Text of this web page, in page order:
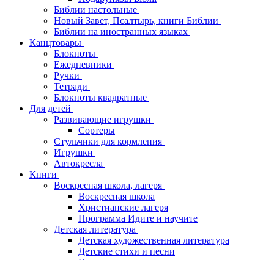
Библии настольные
Новый Завет, Псалтырь, книги Библии
Библии на иностранных языках
Канцтовары
Блокноты
Ежедневники
Ручки
Тетради
Блокноты квадратные
Для детей
Развивающие игрушки
Сортеры
Стульчики для кормления
Игрушки
Автокресла
Книги
Воскресная школа, лагеря
Воскресная школа
Христианские лагеря
Программа Идите и научите
Детская литература
Детская художественная литература
Детские стихи и песни